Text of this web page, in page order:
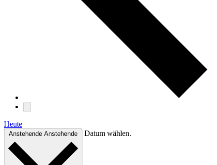
Heute
Anstehende Anstehende Datum wählen.